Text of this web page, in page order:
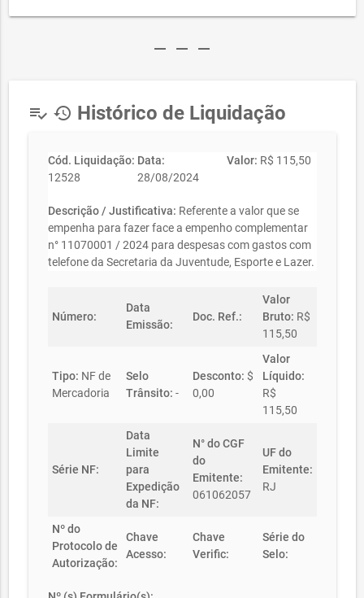
remove remove remove
playlist_add_check history Histórico de Liquidação
Cód. Liquidação:
12528
Data:
28/08/2024
Valor: R$ 115,50
Descrição / Justificativa: Referente a valor que se
empenha para fazer face a empenho complementar
n° 11070001 / 2024 para despesas com gastos com
telefone da Secretaria da Juventude, Esporte e Lazer.
Número:
Data
Emissão:
Doc. Ref.:
Valor
Bruto: R$
115,50
Tipo: NF de
Mercadoria
Selo
Trânsito: -
Desconto: $
0,00
Valor
Líquido:
R$
115,50
Série NF:
Data
Limite
para
Expedição
da NF:
N° do CGF
do
Emitente:
061062057
UF do
Emitente:
RJ
Nº do
Protocolo de
Autorização:
Chave
Acesso:
Chave
Verific:
Série do
Selo: